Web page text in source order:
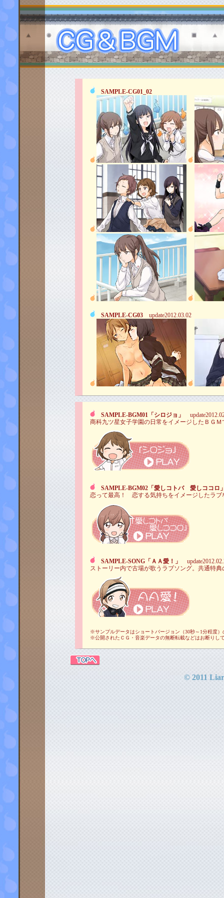
SAMPLE-CG01_02
SAMPLE-CG03 update2012.03.02
SAMPLE-BGM01「シロジョ」
商科九ツ星女子学園の日常をイメージしたＢＧ
SAMPLE-BGM02「愛しコトバ 愛しココロ
恋って最高！ 恋する気持ちをイメージしたラブ
SAMPLE-SONG「ＡＡ愛！」
ストーリー内で古場が歌うラブソング。共通特
※サンプルデータはショートバージョン（30秒～1分程度）
※公開されたＣＧ・音楽データの無断転載などはお断りし
© 2011